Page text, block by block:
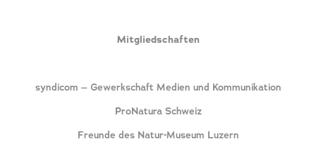
Mitgliedschaften
syndicom – Gewerkschaft Medien und Kommunikation
ProNatura Schweiz
Freunde des Natur-Museum Luzern